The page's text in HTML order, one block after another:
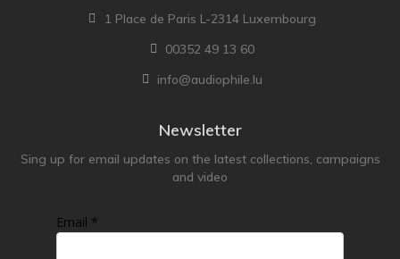
1 Place de Paris L-2314 Luxembourg
00352 49 13 60
info@audiophile.lu
Newsletter
Sing up for email updates on the latest collections, campaigns
and video
Email *